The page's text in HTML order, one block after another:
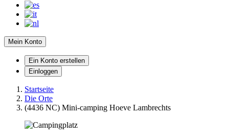
Mein Konto
Ein Konto erstellen
Einloggen
Startseite
Die Orte
(4436 NC) Mini-camping Hoeve Lambrechts